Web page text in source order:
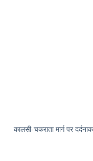
कालसी-चकराता मार्ग पर